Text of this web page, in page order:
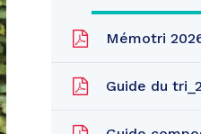
Mémotri
Guide du